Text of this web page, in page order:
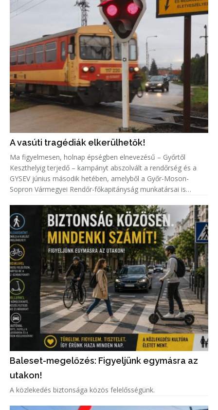
A vasúti tragédiák elkerülhetők!
Ma figyelmesen, holnap épségben elnevezésű – Győrtől
Keszthelyig terjedő – kampányt abszolvált a rendőrség és a
GYSEV június második hetében, amelyből a Győr-Moson-
Sopron Vármegyei Rendőr-főkapitányság munkatársai is
Baleset-megelőzés: Figyeljünk egymásra az
utakon!
A közlekedés biztonsága közös felelősségünk.